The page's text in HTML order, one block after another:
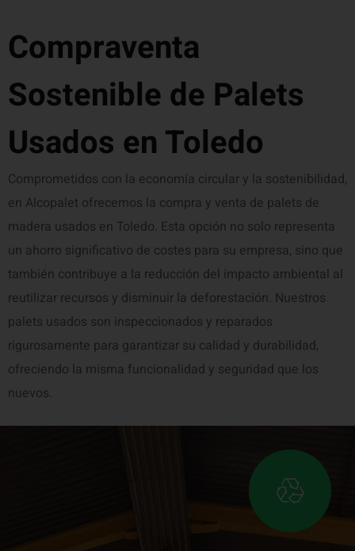
Compraventa
Sostenible de Palets
Usados en Toledo
Comprometidos con la economía circular y la sostenibilidad,
en Alcopalet ofrecemos la compra y venta de palets de
madera usados en Toledo. Esta opción no solo representa
un ahorro significativo de costes para su empresa, sino que
también contribuye a la reducción del impacto ambiental al
reutilizar recursos y disminuir la deforestación. Nuestros
palets usados son inspeccionados y reparados
rigurosamente para garantizar su calidad y durabilidad,
ofreciendo la misma funcionalidad y seguridad que los
nuevos.